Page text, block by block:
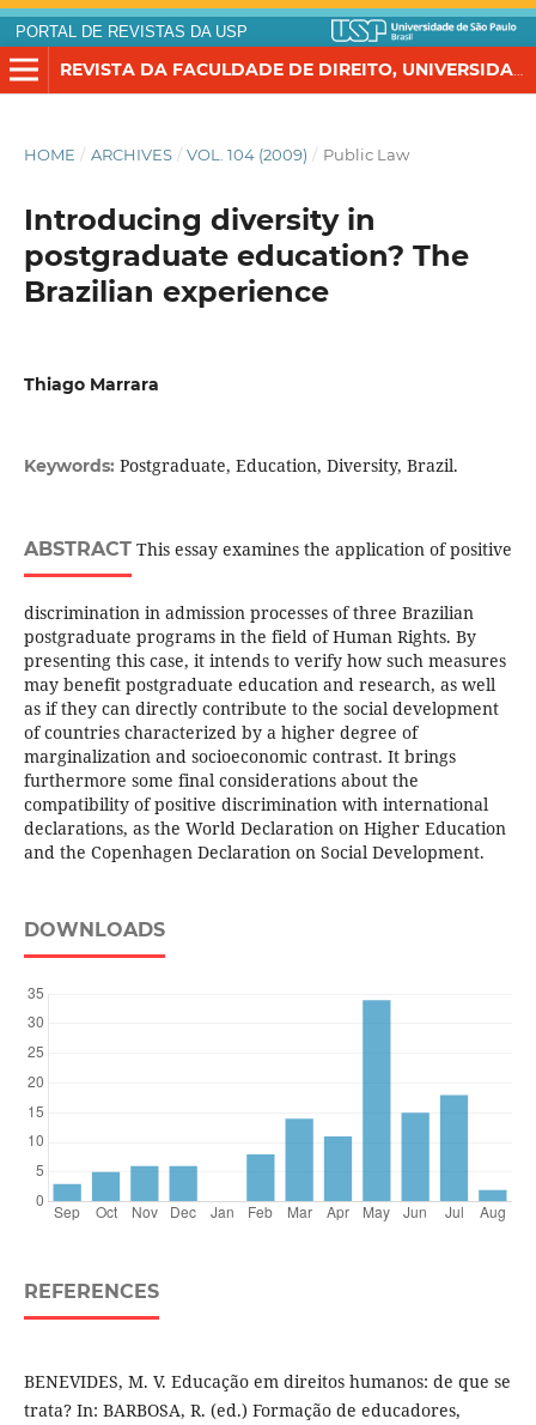
PORTAL DE REVISTAS DA USP
REVISTA DA FACULDADE DE DIREITO, UNIVERSIDADE DE SÃO PAULO
HOME / ARCHIVES / VOL. 104 (2009) / Public Law
Introducing diversity in
postgraduate education? The
Brazilian experience
Thiago Marrara
Keywords: Postgraduate, Education, Diversity, Brazil.
ABSTRACTThis essay examines the application of positive
discrimination in admission processes of three Brazilian
postgraduate programs in the field of Human Rights. By
presenting this case, it intends to verify how such measures
may benefit postgraduate education and research, as well
as if they can directly contribute to the social development
of countries characterized by a higher degree of
marginalization and socioeconomic contrast. It brings
furthermore some final considerations about the
compatibility of positive discrimination with international
declarations, as the World Declaration on Higher Education
and the Copenhagen Declaration on Social Development.
DOWNLOADS
REFERENCES
BENEVIDES, M. V. Educação em direitos humanos: de que se
trata? In: BARBOSA, R. (ed.) Formação de educadores,